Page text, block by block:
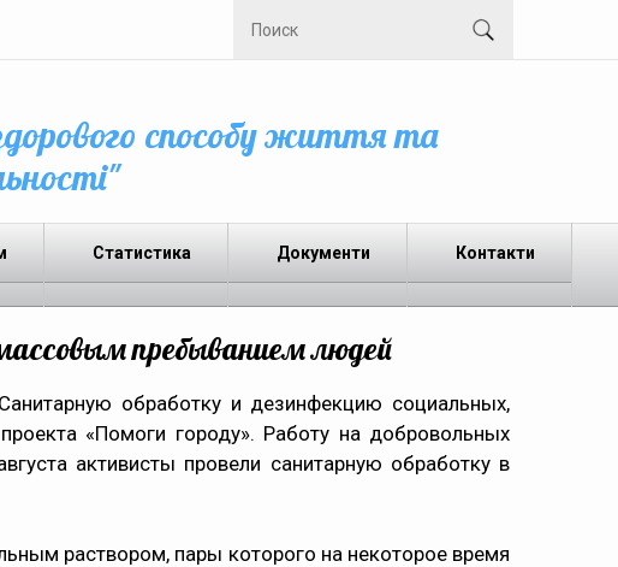
способу життя та
Статистика Документи Контакти
пребыванием людей
обработку и дезинфекцию социальных,
«Помоги городу». Работу на добровольных
активисты провели санитарную обработку в
раствором, пары которого на некоторое время